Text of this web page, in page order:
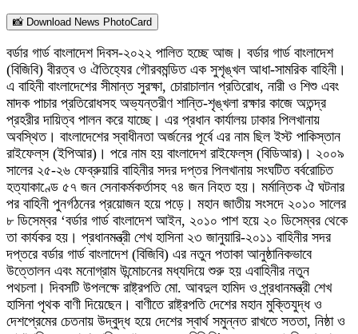
📸 Download News PhotoCard
বর্ডার গার্ড বাংলাদেশ দিবস-২০২২ পালিত হচ্ছে আজ। বর্ডার গার্ড বাংলাদেশ
(বিজিবি) বীরত্ব ও ঐতিহ্যের গৌরবমন্ডিত এক সুশৃঙ্খল আধা-সামরিক বাহিনী।
এ বাহিনী বাংলাদেশের সীমান্ত সুরক্ষা, চোরাচালান প্রতিরোধ, নারী ও শিশু এবং
মাদক পাচার প্রতিরোধসহ অভ্যন্তরীণ শান্তি-শৃঙ্খলা রক্ষার কাজে অতন্দ্র
প্রহরীর দায়িত্ব পালন করে যাচ্ছে। এর প্রধান কার্যালয় ঢাকার পিলখানায়
অবস্থিত। বাংলাদেশের স্বাধীনতা অর্জনের পূর্বে এর নাম ছিল ইস্ট পাকিস্তান
রাইফেল্‌স (ইপিআর)। পরে নাম হয় বাংলাদেশ রাইফেল্‌স (বিডিআর)। ২০০৯
সালের ২৫-২৬ ফেব্রুয়ারি বাহিনীর সদর দপ্তর পিলখানায় সংঘটিত বর্বরোচিত
হত্যাকাণ্ডে ৫৭ জন সেনাকর্মকর্তাসহ ৭৪ জন নিহত হয়। মর্মান্তিক ঐ ঘটনার
পর বাহিনী পুনর্গঠনের প্রয়োজন হয়ে পড়ে। মহান জাতীয় সংসদে ২০১০ সালের
৮ ডিসেম্বর ‘বর্ডার গার্ড বাংলাদেশ আইন, ২০১০ পাশ হয়ে ২০ ডিসেম্বর থেকে
তা কার্যকর হয়। প্রধানমন্ত্রী শেখ হাসিনা ২৩ জানুয়ারি-২০১১ বাহিনীর সদর
দপ্তরে বর্ডার গার্ড বাংলাদেশ (বিজিবি) এর নতুন পতাকা আনুষ্ঠানিকভাবে
উত্তোলন এবং মনোগ্রাম উন্মোচনের মধ্যদিয়ে শুরু হয় এবাহিনীর নতুন
পথচলা। দিবসটি উপলক্ষে রাষ্ট্রপতি মো. আবদুল হামিদ ও প্র্রধানমন্ত্রী শেখ
হাসিনা পৃথক বাণী দিয়েছেন। বাণীতে রাষ্ট্রপতি দেশের মহান মুক্তিযুদ্ধ ও
দেশপ্রেমের চেতনায় উদ্বুদ্ধ হয়ে দেশের স্বার্থ সমুন্নত রাখতে সততা, নিষ্ঠা ও